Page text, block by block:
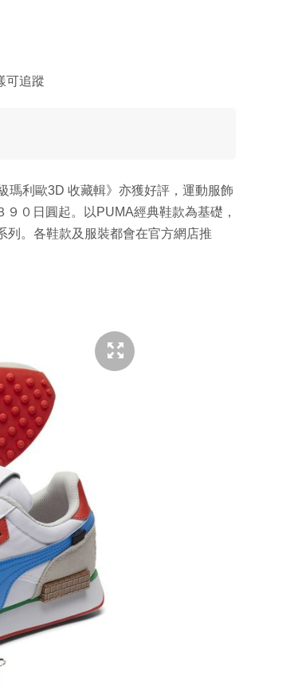
可追蹤
瑪利歐3D 收藏輯》亦獲好評，運動服飾
０日圓起。以PUMA經典鞋款為基礎，
列。各鞋款及服裝都會在官方網店推